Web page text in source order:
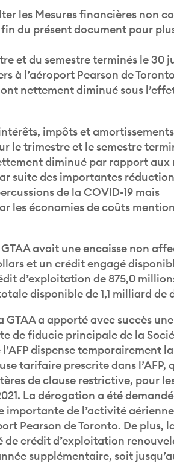
fin du présent document pour
et du semestre terminés le 30
à l’aéroport Pearson de
nettement diminué sous
le trimestre et le semestre
diminué par rapport aux
suite des importantes
de la COVID-19 mais
les économies de coûts
et un crédit engagé
d’exploitation de 875,0
disponible de 1,1 milliard de
de fiducie principale de la
dispense temporairement la
tarifaire prescrite dans l’AFP,
de clause restrictive, pour
La dérogation a été
importante de l’activité
Pearson de Toronto. De plus,
de crédit d’exploitation
supplémentaire, soit